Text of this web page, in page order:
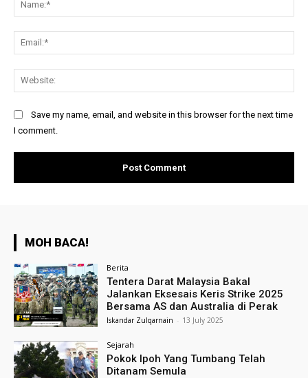
Save my name, email, and website in this browser for the next time
I comment.
MOH BACA!
Berita
Tentera Darat Malaysia Bakal
Jalankan Eksesais Keris Strike 2025
Bersama AS dan Australia di Perak
Iskandar Zulqarnain - 13 July 2025
Sejarah
Pokok Ipoh Yang Tumbang Telah
Ditanam Semula